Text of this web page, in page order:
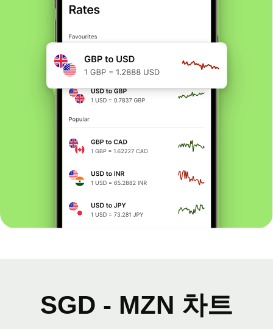
SGD - MZN 차트